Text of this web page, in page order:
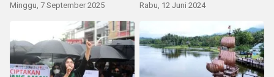
Minggu, 7 September 2025 Rabu, 12 Juni 2024